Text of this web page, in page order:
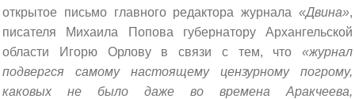
открытое письмо главного редактора журнала «Двина»,
писателя Михаила Попова губернатору Архангельской
области Игорю Орлову в связи с тем, что «журнал
подвергся самому настоящему цензурному погрому,
каковых не было даже во времена Аракчеева,